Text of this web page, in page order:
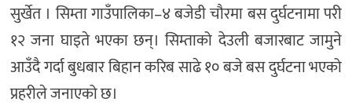
सुर्खेत । सिम्ता गाउँपालिका–४ बजेडी चौरमा बस दुर्घटनामा परी
१२ जना घाइते भएका छन्। सिम्ताको देउली बजारबाट जामुने
आउँदै गर्दा बुधबार बिहान करिब साढे १० बजे बस दुर्घटना भएको
प्रहरीले जनाएको छ।